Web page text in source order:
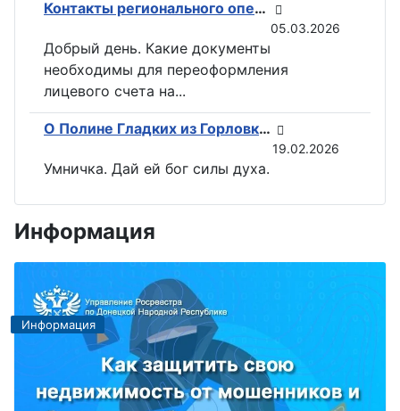
Контакты регионального оператора по вывозу ТКО ГУП «ДОНСНАБКОМПЛЕКТ» в Горловке
05.03.2026
Добрый день. Какие документы
необходимы для переоформления
лицевого счета на...
О Полине Гладких из Горловки снимут документальный фильм
19.02.2026
Умничка. Дай ей бог силы духа.
Информация
Информация